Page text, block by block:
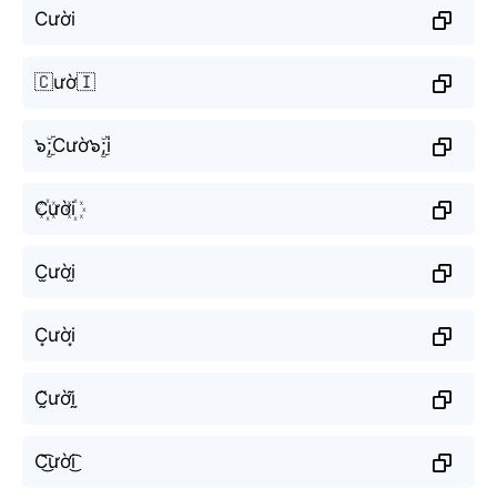
Cười
🇨ườ🇮
๖ۣۜ;Cườ๖ۣۜ;i
C꙰ười꙰
C̫ười̫
C͙ười͙
C̰̃ườḭ̃
C͜͡ười͜͡